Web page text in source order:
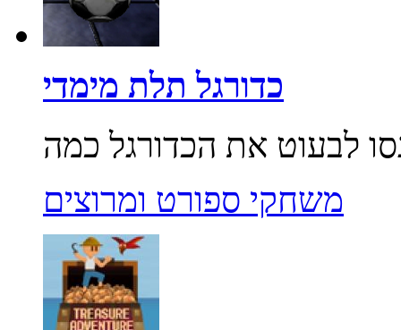
כדורגל תלת מימדי
משחקי ספורט ומרוצים